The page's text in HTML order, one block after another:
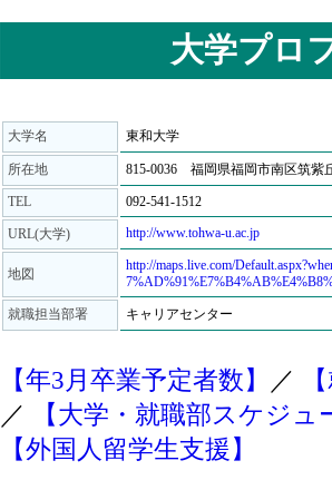
大学プロ
大学名 東和大学
所在地 815-0036 福岡県福岡市南区筑紫
TEL 092-541-1512
URL(大学) http://www.tohwa-u.ac.jp
地図
http://maps.live.com/
就職担当部署 キャリアセンター
【年3月卒業予定者数】 ／
／
【大学・就職部スケジュ
【外国人留学生支援】